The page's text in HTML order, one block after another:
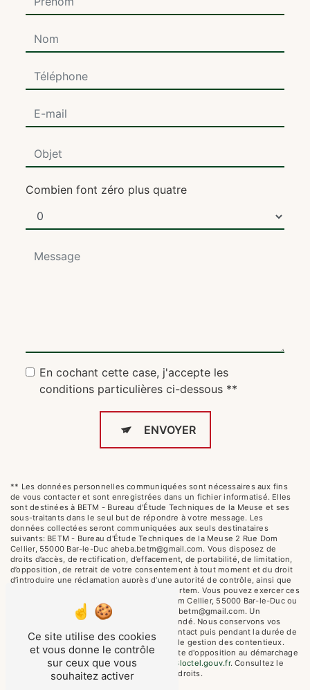
Combien font zéro plus quatre
En cochant cette case, j'accepte les
conditions particulières ci-dessous **
ENVOYER
** Les données personnelles communiquées sont nécessaires aux fins
de vous contacter et sont enregistrées dans un fichier informatisé. Elles
sont destinées à BETM - Bureau d'Étude Techniques de la Meuse et ses
sous-traitants dans le seul but de répondre à votre message. Les
données collectées seront communiquées aux seuls destinataires
suivants: BETM - Bureau d'Étude Techniques de la Meuse 2 Rue Dom
Cellier, 55000 Bar-le-Duc aheba.betm@gmail.com. Vous disposez de
droits d’accès, de rectification, d’effacement, de portabilité, de limitation,
d’opposition, de retrait de votre consentement à tout moment et du droit
d’introduire une réclamation auprès d’une autorité de contrôle, ainsi que
d’organiser le sort de vos données post-mortem. Vous pouvez exercer ces
droits par voie postale à l'adresse 2 Rue Dom Cellier, 55000 Bar-le-Duc ou
par courrier électronique à l'adresse aheba.betm@gmail.com. Un
justificatif d'identité pourra vous être demandé. Nous conservons vos
données pendant la période de prise de contact puis pendant la durée de
prescription légale aux fins probatoires et de gestion des contentieux.
Vous avez le droit de vous inscrire sur la liste d'opposition au démarchage
téléphonique, disponible à cette adresse:
Bloctel.gouv.fr. Consultez le
site cnil.fr pour plus d’informations sur vos droits.
Ce site utilise des cookies
et vous donne le contrôle
sur ceux que vous
souhaitez activer